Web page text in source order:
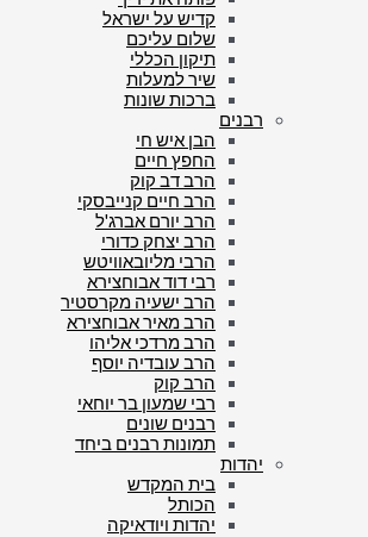
קדיש על ישראל
שלום עליכם
תיקון הכללי
שיר למעלות
ברכות שונות
רבנים
הבן איש חי
החפץ חיים
הרב דב קוק
הרב חיים קנייבסקי
הרב יורם אברג'ל
הרב יצחק כדורי
הרבי מליובאוויטש
רבי דוד אבוחצירא
הרב ישעיה מקרסטיר
הרב מאיר אבוחצירא
הרב מרדכי אליהו
הרב עובדיה יוסף
הרב קוק
רבי שמעון בר יוחאי
רבנים שונים
תמונות רבנים ביחד
יהדות
בית המקדש
הכותל
יהדות ויודאיקה